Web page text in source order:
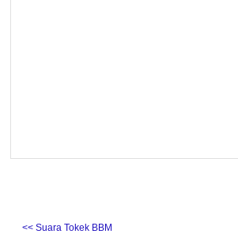
˂˂ Suara Tokek BBM